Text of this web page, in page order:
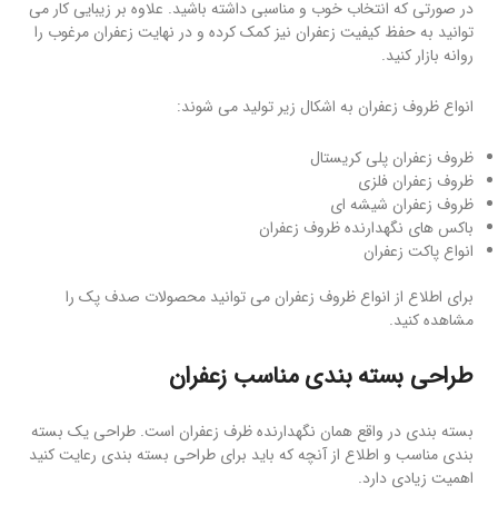
در صورتی که انتخاب خوب و مناسبی داشته باشید. علاوه بر زیبایی کار می
توانید به حفظ کیفیت زعفران نیز کمک کرده و در نهایت زعفران مرغوب را
روانه بازار کنید.
انواع ظروف زعفران به اشکال زیر تولید می شوند:
ظروف زعفران پلی کریستال
ظروف زعفران فلزی
ظروف زعفران شیشه ای
باکس های نگهدارنده ظروف زعفران
انواع پاکت زعفران
برای اطلاع از انواع ظروف زعفران می توانید محصولات صدف پک را
مشاهده کنید.
طراحی بسته بندی مناسب زعفران
بسته بندی در واقع همان نگهدارنده ظرف زعفران است. طراحی یک بسته
بندی مناسب و اطلاع از آنچه که باید برای طراحی بسته بندی رعایت کنید
اهمیت زیادی دارد.